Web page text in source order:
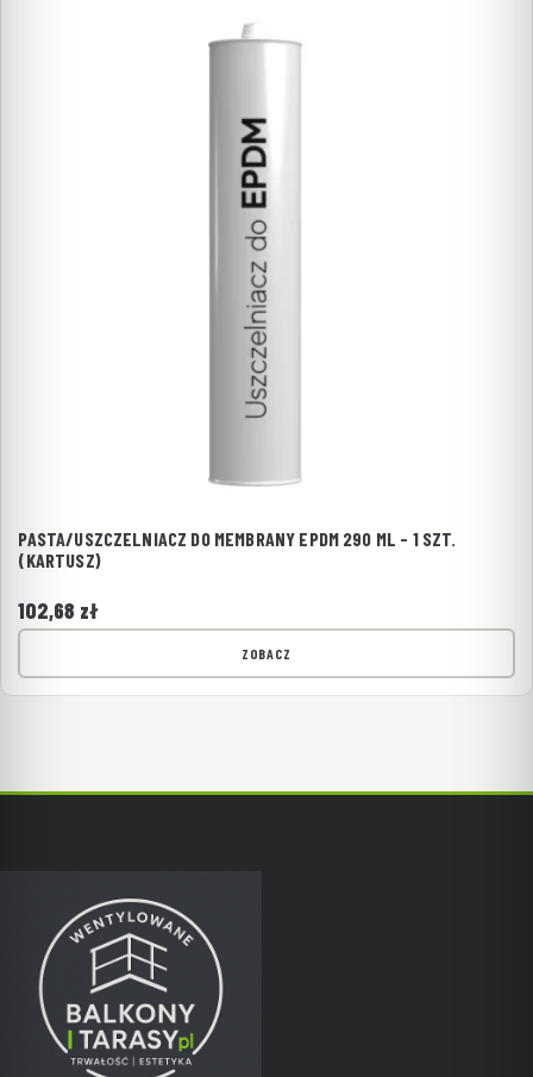
PASTA/USZCZELNIACZ DO MEMBRANY EPDM 290 ML - 1 SZT.
(KARTUSZ)
102,68 zł
ZOBACZ